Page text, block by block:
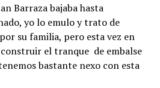
Barraza bajaba hasta
yo lo emulo y trato de
su familia, pero esta vez en
el tranque de embalse
bastante nexo con esta